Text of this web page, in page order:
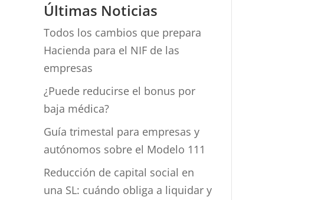
Últimas Noticias
Todos los cambios que prepara
Hacienda para el NIF de las
empresas
¿Puede reducirse el bonus por
baja médica?
Guía trimestal para empresas y
autónomos sobre el Modelo 111
Reducción de capital social en
una SL: cuándo obliga a liquidar y